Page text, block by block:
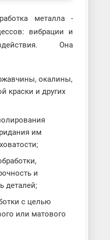
металла -
вибрации и
Она
окалины,
краски и других
им
и
деталей;
с целью
или матового